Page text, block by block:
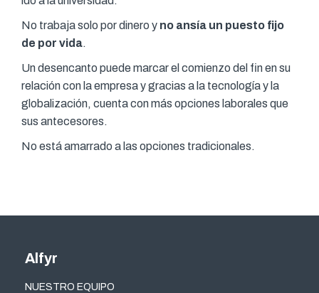
No trabaja solo por dinero y no ansía un puesto fijo
de por vida.
Un desencanto puede marcar el comienzo del fin en su
relación con la empresa y gracias a la tecnología y la
globalización, cuenta con más opciones laborales que
sus antecesores.
No está amarrado a las opciones tradicionales.
Alfyr
NUESTRO EQUIPO